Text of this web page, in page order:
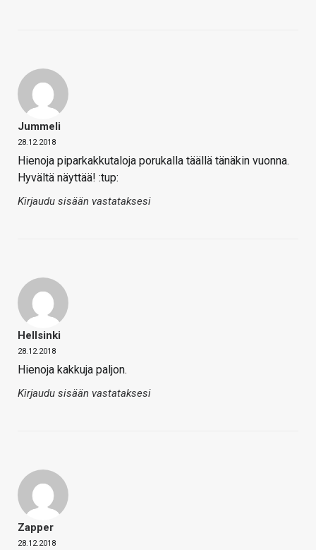
Jummeli
28.12.2018
Hienoja piparkakkutaloja porukalla täällä tänäkin vuonna.
Hyvältä näyttää! :tup:
Kirjaudu sisään vastataksesi
Hellsinki
28.12.2018
Hienoja kakkuja paljon.
Kirjaudu sisään vastataksesi
Zapper
28.12.2018